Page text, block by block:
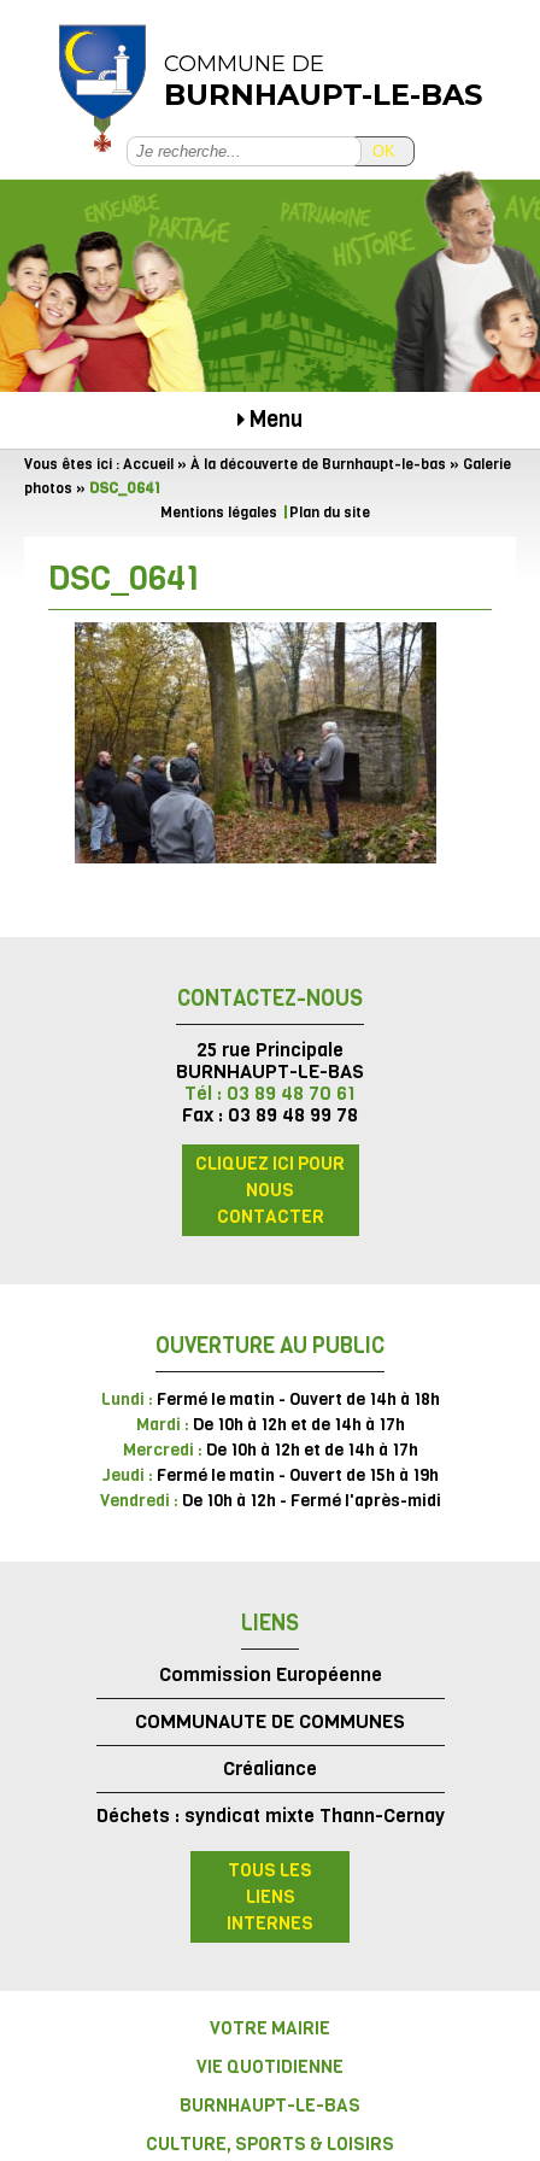
COMMUNE DE
BURNHAUPT-LE-BAS
OK
Menu
Vous êtes ici :Accueil » À la découverte de Burnhaupt-le-bas » Galerie
photos » DSC_0641
Mentions légales
Plan du site
DSC_0641
CONTACTEZ-NOUS
25 rue Principale
BURNHAUPT-LE-BAS
Tél : 03 89 48 70 61
Fax : 03 89 48 99 78
CLIQUEZ ICI POUR
NOUS
CONTACTER
OUVERTURE AU PUBLIC
Lundi : Fermé le matin - Ouvert de 14h à 18h
Mardi : De 10h à 12h et de 14h à 17h
Mercredi : De 10h à 12h et de 14h à 17h
Jeudi : Fermé le matin - Ouvert de 15h à 19h
Vendredi : De 10h à 12h - Fermé l'après-midi
LIENS
Commission Européenne
COMMUNAUTE DE COMMUNES
Créaliance
Déchets : syndicat mixte Thann-Cernay
TOUS LES
LIENS
INTERNES
VOTRE MAIRIE
VIE QUOTIDIENNE
BURNHAUPT-LE-BAS
CULTURE, SPORTS & LOISIRS